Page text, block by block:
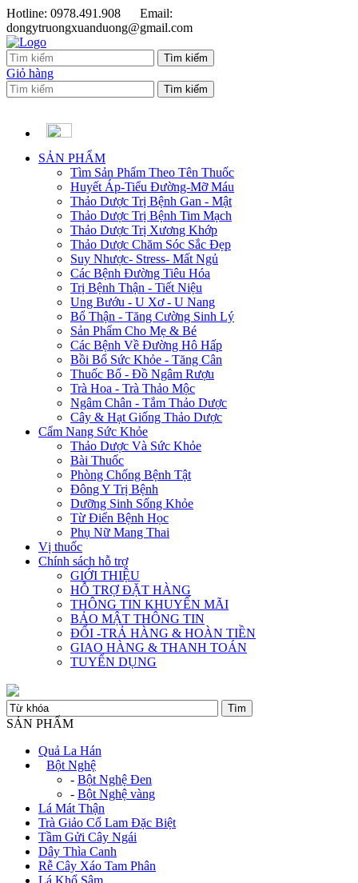
Hotline: 0978.491.908
Email:
dongytruongxuanduong@gmail.com
Giỏ hàng
SẢN PHẨM
Tìm Sản Phẩm Theo Tên Thuốc
Huyết Áp-Tiểu Đường-Mỡ Máu
Thảo Dược Trị Bệnh Gan - Mật
Thảo Dược Trị Bệnh Tim Mạch
Thảo Dược Trị Xương Khớp
Thảo Dược Chăm Sóc Sắc Đẹp
Suy Nhược- Stress- Mất Ngủ
Các Bệnh Đường Tiêu Hóa
Trị Bệnh Thận - Tiết Niệu
Ung Bướu - U Xơ - U Nang
Bổ Thận - Tăng Cường Sinh Lý
Sản Phẩm Cho Mẹ & Bé
Các Bệnh Về Đường Hô Hấp
Bồi Bổ Sức Khỏe - Tăng Cân
Thuốc Bổ - Đồ Ngâm Rượu
Trà Hoa - Trà Thảo Mộc
Ngâm Chân - Tắm Thảo Dược
Cây & Hạt Giống Thảo Dược
Cẩm Nang Sức Khỏe
Thảo Dược Và Sức Khỏe
Bài Thuốc
Phòng Chống Bệnh Tật
Đông Y Trị Bệnh
Dưỡng Sinh Sống Khỏe
Từ Điển Bệnh Học
Phụ Nữ Mang Thai
Vị thuốc
Chính sách hỗ trợ
GIỚI THIỆU
HỖ TRỢ ĐẶT HÀNG
THÔNG TIN KHUYẾN MÃI
BẢO MẬT THÔNG TIN
ĐỔI -TRẢ HÀNG & HOÀN TIỀN
GIAO HÀNG & THANH TOÁN
TUYỂN DỤNG
SẢN PHẨM
Quả La Hán
Bột Nghệ
- Bột Nghệ Đen
- Bột Nghệ vàng
Lá Mát Thận
Trà Giảo Cổ Lam Đặc Biệt
Tầm Gửi Cây Ngái
Dây Thìa Canh
Rễ Cây Xáo Tam Phân
Lá Khổ Sâm